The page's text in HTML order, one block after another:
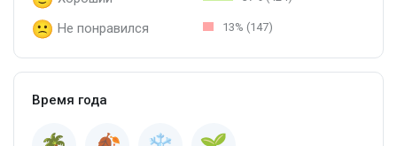
Не понравился 13% (147)
Время года